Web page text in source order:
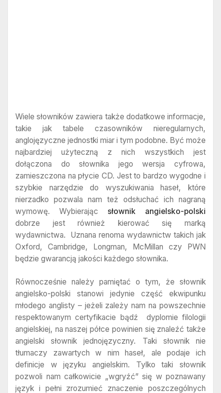
Wiele słowników zawiera także dodatkowe informacje,
takie jak tabele czasowników nieregularnych,
anglojęzyczne jednostki miar i tym podobne. Być może
najbardziej użyteczną z nich wszystkich jest
dołączona do słownika jego wersja cyfrowa,
zamieszczona na płycie CD. Jest to bardzo wygodne i
szybkie narzędzie do wyszukiwania haseł, które
nierzadko pozwala nam też odsłuchać ich nagraną
wymowę. Wybierając słownik angielsko-polski
dobrze jest również kierować się marką
wydawnictwa. Uznana renoma wydawnictw takich jak
Oxford, Cambridge, Longman, McMillan czy PWN
będzie gwarancją jakości każdego słownika.
Równocześnie należy pamiętać o tym, że słownik
angielsko-polski stanowi jedynie część ekwipunku
młodego anglisty – jeżeli zależy nam na powszechnie
respektowanym certyfikacie bądź dyplomie filologii
angielskiej, na naszej półce powinien się znaleźć także
angielski słownik jednojęzyczny. Taki słownik nie
tłumaczy zawartych w nim haseł, ale podaje ich
definicje w języku angielskim. Tylko taki słownik
pozwoli nam całkowicie „wgryźć” się w poznawany
język i pełni zrozumieć znaczenie poszczególnych